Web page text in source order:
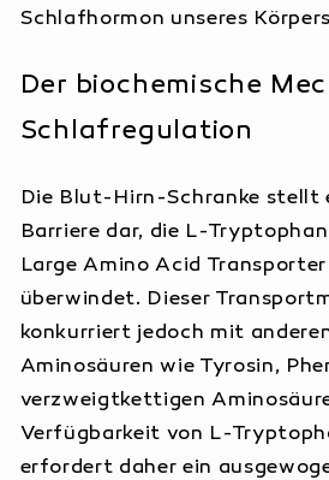
Schlafhormon unseres
Der biochemische
Schlafregulation
Die Blut-Hirn-Schranke stellt
Barriere dar, die L-
Large Amino Acid Transporter
überwindet. Dieser
konkurriert jedoch mit
Aminosäuren wie Tyrosin,
verzweigtkettigen
Verfügbarkeit von L-
erfordert daher ein